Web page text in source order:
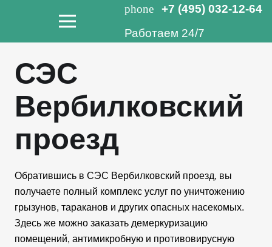
phone
+7 (495) 032-12-64
Работаем 24/7
СЭС
Вербилковский
проезд
Обратившись в СЭС Вербилковский проезд, вы
получаете полный комплекс услуг по уничтожению
грызунов, тараканов и других опасных насекомых.
Здесь же можно заказать демеркуризацию
помещений, антимикробную и противовирусную